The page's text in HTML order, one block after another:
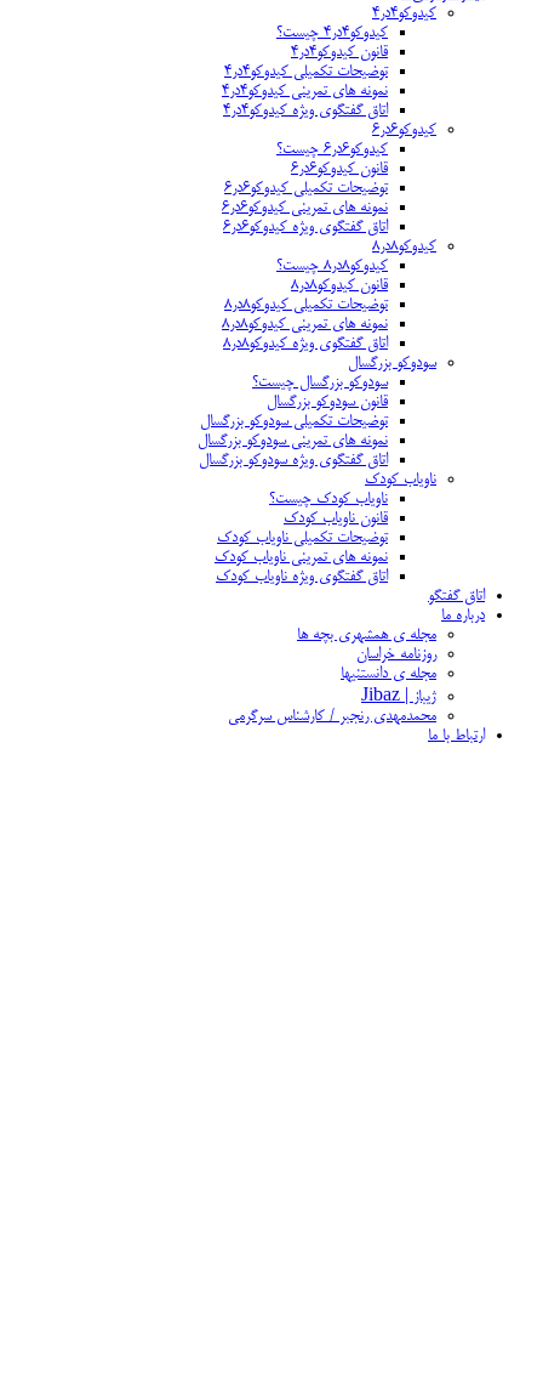
کیدوکو۴در۴
کیدوکو۴در۴ چیست؟
قانون کیدوکو۴در۴
توضیحات تکمیلی کیدوکو۴در۴
نمونه های تمرینی کیدوکو۴در۴
اتاق گفتگوی ویژه کیدوکو۴در۴
کیدوکو۶در۶
کیدوکو۶در۶ چیست؟
قانون کیدوکو۶در۶
توضیحات تکمیلی کیدوکو۶در۶
نمونه های تمرینی کیدوکو۶در۶
اتاق گفتگوی ویژه کیدوکو۶در۶
کیدوکو۸در۸
کیدوکو۸در۸ چیست؟
قانون کیدوکو۸در۸
توضیحات تکمیلی کیدوکو۸در۸
نمونه های تمرینی کیدوکو۸در۸
اتاق گفتگوی ویژه کیدوکو۸در۸
سودوکو بزرگسال
سودوکو بزرگسال چیست؟
قانون سودوکو بزرگسال
توضیحات تکمیلی سودوکو بزرگسال
نمونه های تمرینی سودوکو بزرگسال
اتاق گفتگوی ویژه سودوکو بزرگسال
ناویاب کودک
ناویاب کودک چیست؟
قانون ناویاب کودک
توضیحات تکمیلی ناویاب کودک
نمونه های تمرینی ناویاب کودک
اتاق گفتگوی ویژه ناویاب کودک
اتاق گفتگو
درباره ما
مجله ی همشهری بچه ها
روزنامه خراسان
مجله ی دانستنیها
ژیباز | Jibaz
محمدمهدی رنجبر / کارشناس سرگرمی
ارتباط با ما